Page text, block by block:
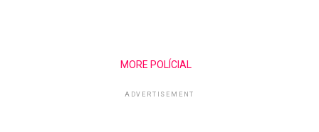
MORE POLÍCIAL
ADVERTISEMENT